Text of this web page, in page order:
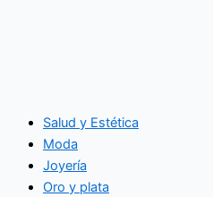
Salud y Estética
Moda
Joyería
Oro y plata